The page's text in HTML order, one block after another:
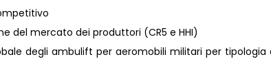
del mercato dei produttori (CR5 e HHI)
degli ambulift per aeromobili militari per tipologia